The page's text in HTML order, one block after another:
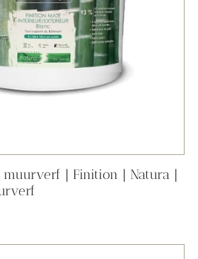
muurverf | Finition | Natura |